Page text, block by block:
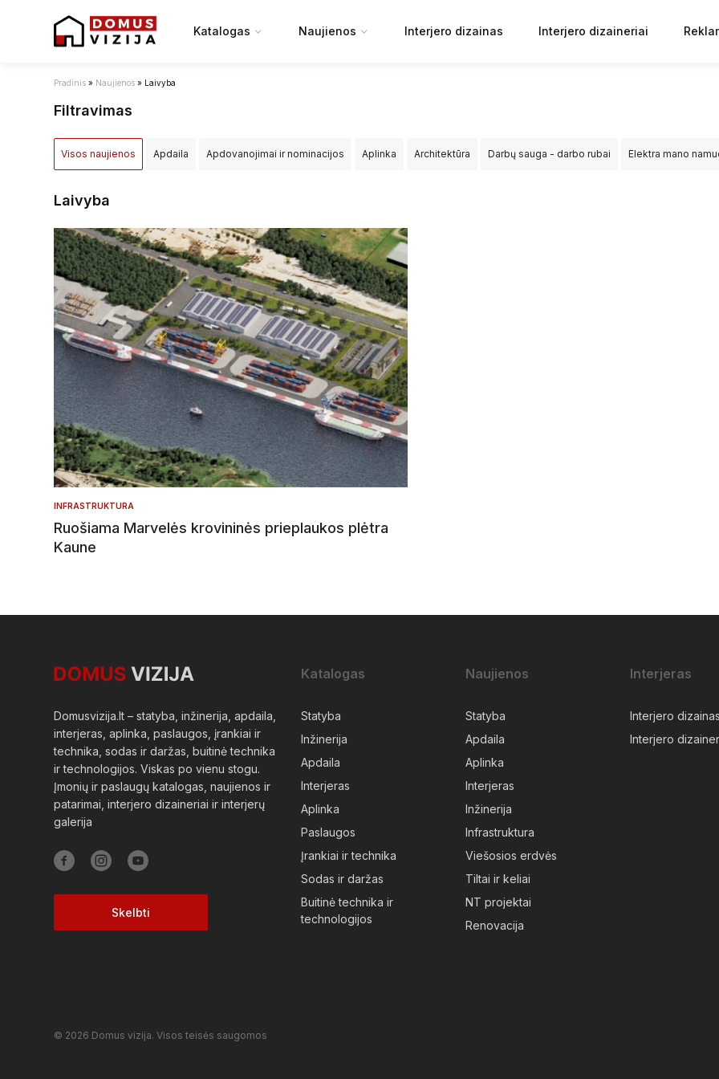
Katalogas Naujienos Interjero dizainas Interjero dizaineriai
Pradinis » Naujienos » Laivyba
Filtravimas
Visos naujienos Apdaila Apdovanojimai ir nominacijos Aplinka Architektūra Darbų sauga - darbo rubai Elektra mano
Laivyba
INFRASTRUKTURA
Ruošiama Marvelės krovininės prieplaukos plėtra
Kaune
Domusvizija.lt – statyba, inžinerija, apdaila,
interjeras, aplinka, paslaugos, įrankiai ir
technika, sodas ir daržas, buitinė technika
ir technologijos. Viskas po vienu stogu.
Įmonių ir paslaugų katalogas, naujienos ir
patarimai, interjero dizaineriai ir interjerų
galerija
Skelbti
Katalogas
Statyba
Inžinerija
Apdaila
Interjeras
Aplinka
Paslaugos
Įrankiai ir technika
Sodas ir daržas
Buitinė technika ir
technologijos
Naujienos
Statyba
Apdaila
Aplinka
Interjeras
Inžinerija
Infrastruktura
Viešosios erdvės
Tiltai ir keliai
NT projektai
Renovacija
Interjeras
Interjero dizainas
Interjero
© 2026 Domus vizija. Visos teisės saugomos